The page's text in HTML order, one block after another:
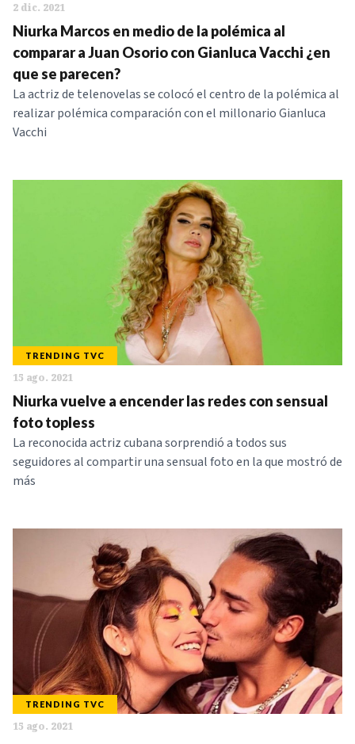
2 dic. 2021
Niurka Marcos en medio de la polémica al
comparar a Juan Osorio con Gianluca Vacchi ¿en
que se parecen?
La actriz de telenovelas se colocó el centro de la polémica al
realizar polémica comparación con el millonario Gianluca
Vacchi
TRENDING TVC
15 ago. 2021
Niurka vuelve a encender las redes con sensual
foto topless
La reconocida actriz cubana sorprendió a todos sus
seguidores al compartir una sensual foto en la que mostró de
más
TRENDING TVC
15 ago. 2021